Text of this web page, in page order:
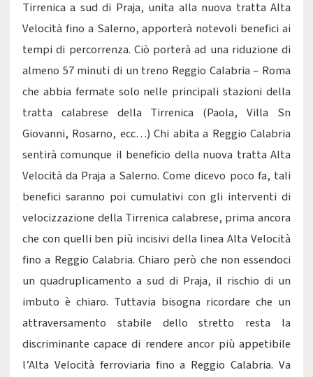
Tirrenica a sud di Praja, unita alla nuova tratta Alta
Velocità fino a Salerno, apporterà notevoli benefici ai
tempi di percorrenza. Ciò porterà ad una riduzione di
almeno 57 minuti di un treno Reggio Calabria – Roma
che abbia fermate solo nelle principali stazioni della
tratta calabrese della Tirrenica (Paola, Villa Sn
Giovanni, Rosarno, ecc…) Chi abita a Reggio Calabria
sentirà comunque il beneficio della nuova tratta Alta
Velocità da Praja a Salerno. Come dicevo poco fa, tali
benefici saranno poi cumulativi con gli interventi di
velocizzazione della Tirrenica calabrese, prima ancora
che con quelli ben più incisivi della linea Alta Velocità
fino a Reggio Calabria. Chiaro però che non essendoci
un quadruplicamento a sud di Praja, il rischio di un
imbuto è chiaro. Tuttavia bisogna ricordare che un
attraversamento stabile dello stretto resta la
discriminante capace di rendere ancor più appetibile
l’Alta Velocità ferroviaria fino a Reggio Calabria. Va